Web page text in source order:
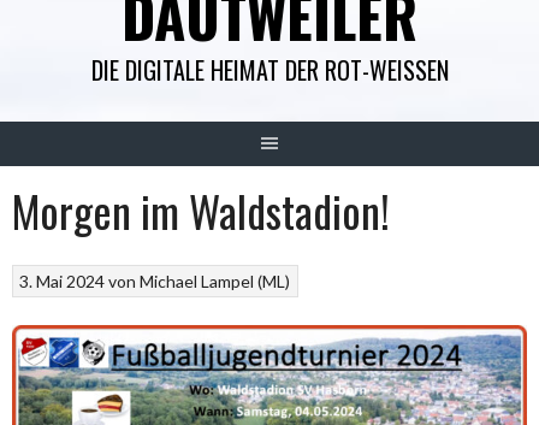
DIE DIGITALE HEIMAT DER ROT-WEISSEN
Morgen im Waldstadion!
3. Mai 2024vonMichael Lampel (ML)